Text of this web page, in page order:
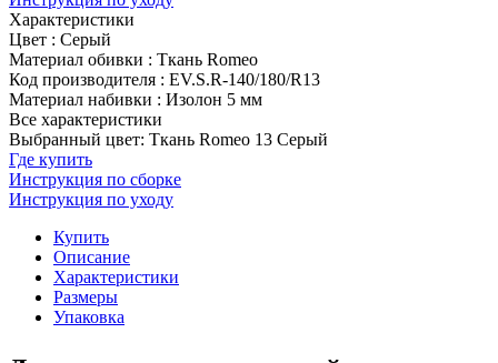
Характеристики
Цвет : Серый
Материал обивки : Ткань Romeo
Код производителя : EV.S.R-140/180/R13
Материал набивки : Изолон 5 мм
Все характеристики
Выбранный цвет: Ткань Romeo 13 Серый
Где купить
Инструкция по сборке
Инструкция по уходу
Купить
Описание
Характеристики
Размеры
Упаковка